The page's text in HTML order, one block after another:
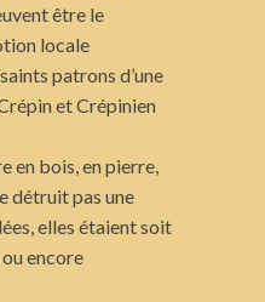
être le
locale
patrons d’une
et Crépinien
en bois, en pierre,
détruit pas une
elles étaient soit
encore